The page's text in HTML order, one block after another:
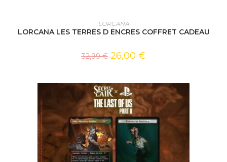
AJOUTER AU PANIER
LORCANA
LORCANA LES TERRES D ENCRES COFFRET CADEAU
32,99€ 26,00 €